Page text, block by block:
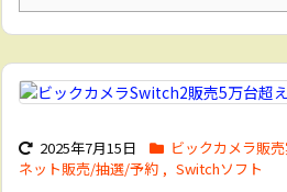
2025年7月15日 ビックカメラ販
ネット販売/抽選/予約 , Switchソフト